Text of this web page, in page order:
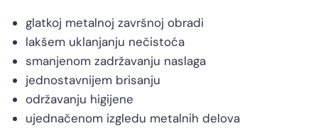
glatkoj metalnoj završnoj obradi
lakšem uklanjanju nečistoća
smanjenom zadržavanju naslaga
jednostavnijem brisanju
održavanju higijene
ujednačenom izgledu metalnih delova